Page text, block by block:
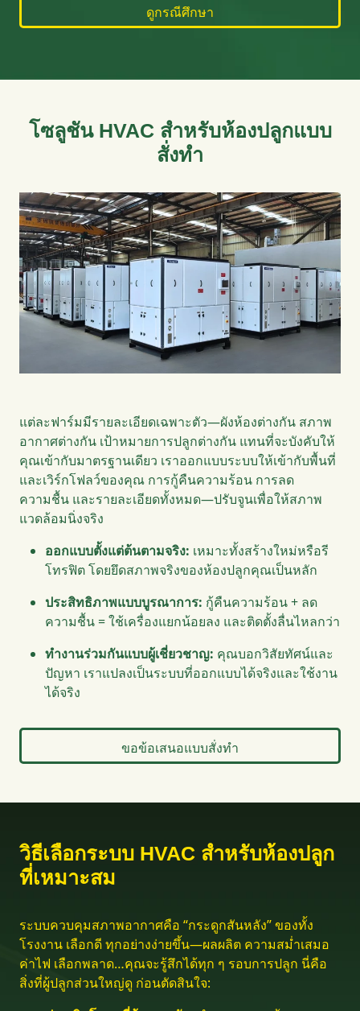
ดูกรณีศึกษา
โซลูชัน HVAC สำหรับห้องปลูกแบบ
สั่งทำ
แต่ละฟาร์มมีรายละเอียดเฉพาะตัว—ผังห้องต่างกัน สภาพ
อากาศต่างกัน เป้าหมายการปลูกต่างกัน แทนที่จะบังคับให้
คุณเข้ากับมาตรฐานเดียว เราออกแบบระบบให้เข้ากับพื้นที่
และเวิร์กโฟลว์ของคุณ การกู้คืนความร้อน การลด
ความชื้น และรายละเอียดทั้งหมด—ปรับจูนเพื่อให้สภาพ
แวดล้อมนิ่งจริง
ออกแบบตั้งแต่ต้นตามจริง: เหมาะทั้งสร้างใหม่หรือรี
โทรฟิต โดยยึดสภาพจริงของห้องปลูกคุณเป็นหลัก
ประสิทธิภาพแบบบูรณาการ: กู้คืนความร้อน + ลด
ความชื้น = ใช้เครื่องแยกน้อยลง และติดตั้งลื่นไหลกว่า
ทำงานร่วมกันแบบผู้เชี่ยวชาญ: คุณบอกวิสัยทัศน์และ
ปัญหา เราแปลงเป็นระบบที่ออกแบบได้จริงและใช้งาน
ได้จริง
ขอข้อเสนอแบบสั่งทำ
วิธีเลือกระบบ HVAC สำหรับห้องปลูก
ที่เหมาะสม
ระบบควบคุมสภาพอากาศคือ “กระดูกสันหลัง” ของทั้ง
โรงงาน เลือกดี ทุกอย่างง่ายขึ้น—ผลผลิต ความสม่ำเสมอ
ค่าไฟ เลือกพลาด…คุณจะรู้สึกได้ทุก ๆ รอบการปลูก นี่คือ
สิ่งที่ผู้ปลูกส่วนใหญ่ดู ก่อนตัดสินใจ: